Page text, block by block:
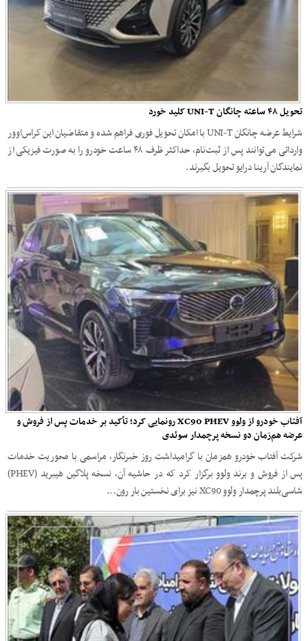
تحویل ۴۸ ساعته چانگان UNI-T کلید خورد
شرایط عرضه چانگان UNI-T با امکان تحویل فوری فراهم شده و متقاضیان این کراس‌اوور
وارداتی می‌توانند پس از ثبت‌نام، حداکثر ظرف ۴۸ ساعت خودرو را به صورت فیزیکی از
نمایندگان آرینا درایو تحویل بگیرند.
آفتاب خودرو از ولوو XC90 PHEV رونمایی کرد؛ تأکید بر خدمات پس از فروش و
عرضه هم‌زمان دو نسخه پرچمدار سوئدی
شرکت آفتاب خودرو همزمان با گرامیداشت روز خبرنگار، مراسمی با محوریت خدمات
پس از فروش و برند ولوو برگزار کرد که در حاشیه آن، نسخه پلاگین هیبرید (PHEV)
شاسی‌بلند پرچمدار ولوو XC90 نیز برای نخستین بار رون...